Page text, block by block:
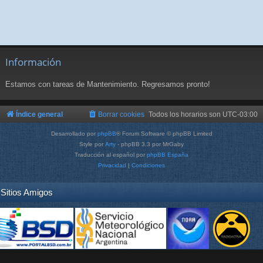
Información
Estamos con tareas de Mantenimiento. Regresamos pronto!
Índice general Todos los horarios son UTC-03:00
Borrar cookies
Desarrollado por phpBB® Forum Software © phpBB Limited
Style por Arty - phpBB 3.3 por MrGaby
Traducción al español por phpBB España
Privacidad | Condiciones
Sitios Amigos